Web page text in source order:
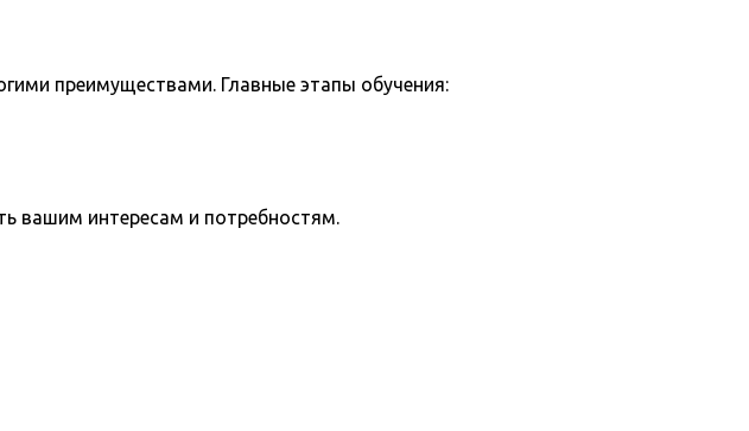
преимуществами. Главные этапы обучения:
вашим интересам и потребностям.